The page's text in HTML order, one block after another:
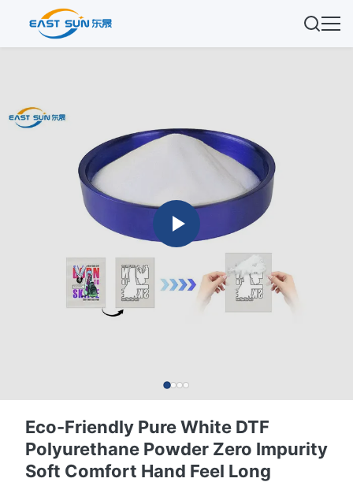
Eco-Friendly Pure White DTF
Polyurethane Powder Zero Impurity
Soft Comfort Hand Feel Long